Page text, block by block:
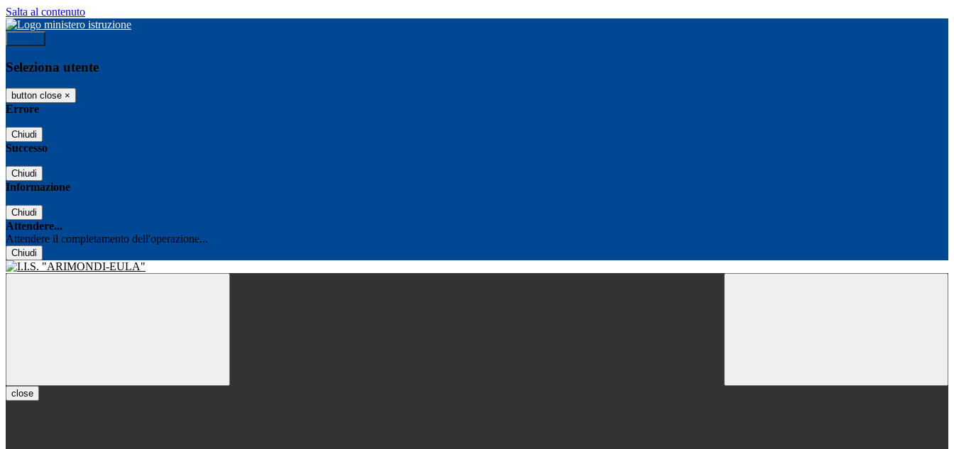
Salta al contenuto
Seleziona utente
button close ×
Errore
Chiudi
Successo
Chiudi
Informazione
Chiudi
Attendere...
Attendere il completamento dell'operazione...
Chiudi
close